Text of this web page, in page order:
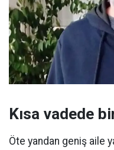
Kısa vadede
Öte yandan geniş aile